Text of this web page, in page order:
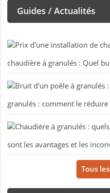
Guides / Actualités
chaudière à granulés : Quel
granulés : comment le
sont les avantages et les
Tous